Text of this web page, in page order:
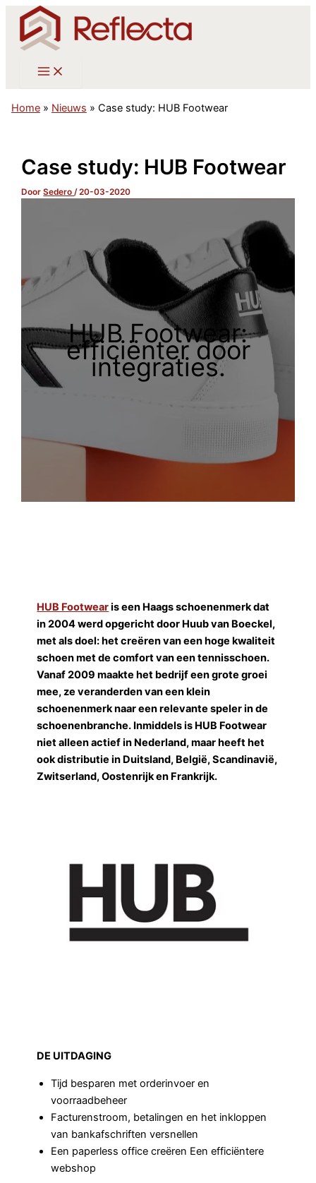
inhoud
Home» Nieuws » Case study: HUB Footwear
Case study: HUB Footwear
DoorSedero/20-03-2020
HUB Footwear:
efficiënter door
integraties.
HUB Footwearis een Haags schoenenmerk dat
in 2004 werd opgericht door Huub van Boeckel,
met als doel: het creëren van een hoge kwaliteit
schoen met de comfort van een tennisschoen.
Vanaf 2009 maakte het bedrijf een grote groei
mee, ze veranderden van een klein
schoenenmerk naar een relevante speler in de
schoenenbranche. Inmiddels is HUB Footwear
niet alleen actief in Nederland, maar heeft het
ook distributie in Duitsland, België, Scandinavië,
Zwitserland, Oostenrijk en Frankrijk.
DE UITDAGING
Tijd besparen met orderinvoer en
voorraadbeheer
Facturenstroom, betalingen en het inkloppen
van bankafschriften versnellen
Een paperless office creëren Een efficiëntere
webshop